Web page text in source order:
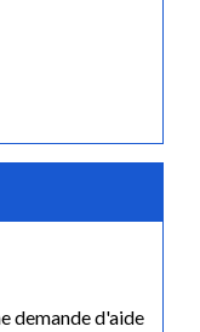
demande d'aide